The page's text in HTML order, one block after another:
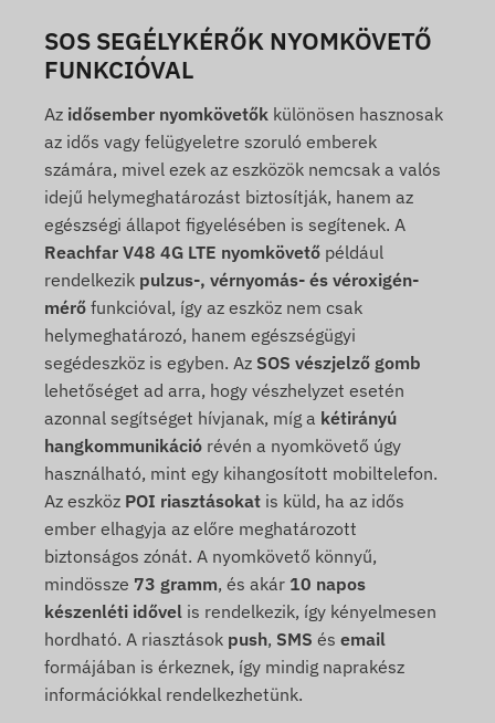
SOS SEGÉLYKÉRŐK NYOMKÖVETŐ
FUNKCIÓVAL
Az idősember nyomkövetők különösen hasznosak
az idős vagy felügyeletre szoruló emberek
számára, mivel ezek az eszközök nemcsak a valós
idejű helymeghatározást biztosítják, hanem az
egészségi állapot figyelésében is segítenek. A
Reachfar V48 4G LTE nyomkövető például
rendelkezik pulzus-, vérnyomás- és véroxigén-
mérő funkcióval, így az eszköz nem csak
helymeghatározó, hanem egészségügyi
segédeszköz is egyben. Az SOS vészjelző gomb
lehetőséget ad arra, hogy vészhelyzet esetén
azonnal segítséget hívjanak, míg a kétirányú
hangkommunikáció révén a nyomkövető úgy
használható, mint egy kihangosított mobiltelefon.
Az eszköz POI riasztásokat is küld, ha az idős
ember elhagyja az előre meghatározott
biztonságos zónát. A nyomkövető könnyű,
mindössze 73 gramm, és akár 10 napos
készenléti idővel is rendelkezik, így kényelmesen
hordható. A riasztások push, SMS és email
formájában is érkeznek, így mindig naprakész
információkkal rendelkezhetünk.